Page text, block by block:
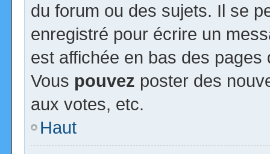
du forum ou des sujets. Il se
enregistré pour écrire un
est affichée en bas des
Vous pouvez poster des
aux votes, etc.
Haut